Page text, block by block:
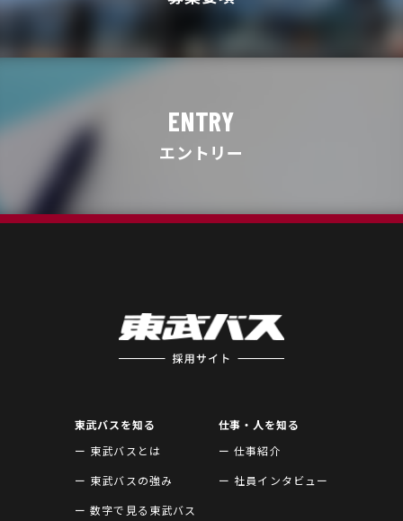
ENTRY
エントリー
東武バスを知る
ー 東武バスとは
ー 東武バスの強み
ー 数字で見る東武バス
仕事・人を知る
ー 仕事紹介
ー 社員インタビュー